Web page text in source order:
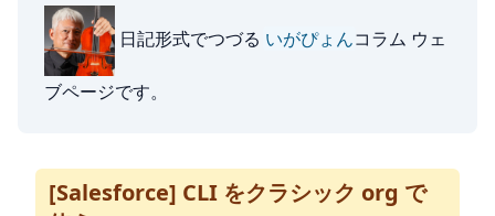
日記形式でつづる いがぴょんコラム ウェ
ブページです。
[Salesforce] CLI をクラシック org で